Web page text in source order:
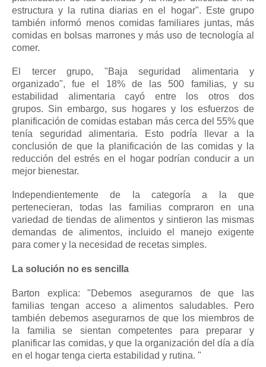
estructura y la rutina diarias en el hogar".
Este grupo
también informó menos comidas familiares juntas, más
comidas en bolsas marrones y más uso de tecnología al
comer.
El tercer grupo, "Baja seguridad alimentaria y
organizado", fue el 18% de las 500 familias, y su
estabilidad alimentaria cayó entre los otros dos
grupos. Sin embargo, sus hogares y los esfuerzos de
planificación de comidas estaban más cerca del 55% que
tenía seguridad alimentaria.
Esto podría llevar a la
conclusión de que la planificación de las comidas y la
reducción del estrés en el hogar podrían conducir a un
mejor bienestar.
Independientemente de la categoría a la que
pertenecieran, todas las familias compraron en una
variedad de tiendas de alimentos y sintieron las mismas
demandas de alimentos, incluido el manejo exigente
para comer y la necesidad de recetas simples.
La solución no es sencilla
Barton explica: "Debemos asegurarnos de que las
familias tengan acceso a alimentos saludables. Pero
también debemos asegurarnos de que los miembros de
la familia se sientan competentes para preparar y
planificar las comidas, y que la organización del día a día
en el hogar tenga cierta estabilidad y rutina. "